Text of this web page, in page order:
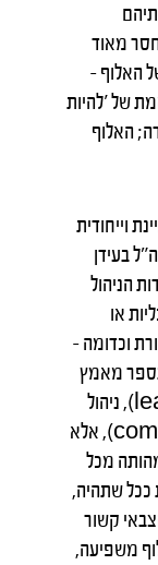
מאוד
האלוף –
של 'להיות
האלוף
וייחודית
בעידן
הניהול
או
וכדומה –
מאמץ
נדרש להבחנה בין מנהיגות (leadership), ניהול
(management) ופיקוד (command), אלא
מכל
ככל שתהיה,
קשור
משפיעה,